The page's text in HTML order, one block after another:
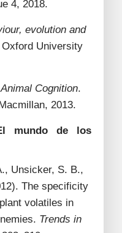
4, 2018.
evolution and
Oxford University
Cognition.
2013.
mundo de los
Unsicker, S. B.,
The specificity
volatiles in
Trends in